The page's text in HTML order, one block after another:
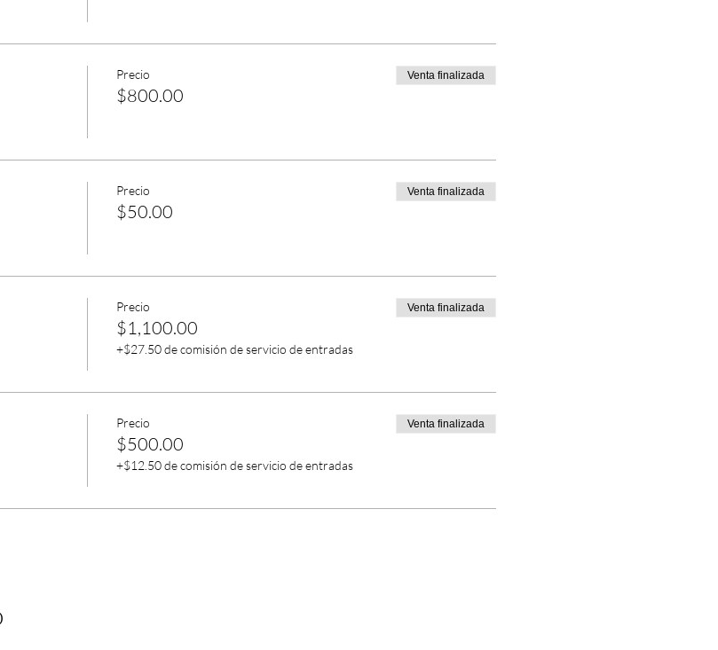
Precio
$800.00
Venta finalizada
Precio
$50.00
Venta finalizada
Precio
$1,100.00
+$27.50 de comisión de servicio de entradas
Venta finalizada
Precio
$500.00
+$12.50 de comisión de servicio de entradas
Venta finalizada